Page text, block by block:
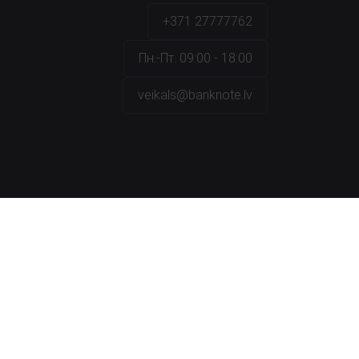
+371 27777762
Пн.-Пт. 09:00 - 18:00
veikals@banknote.lv